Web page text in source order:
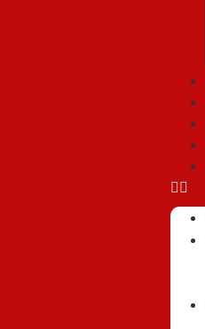
abertas
do
da